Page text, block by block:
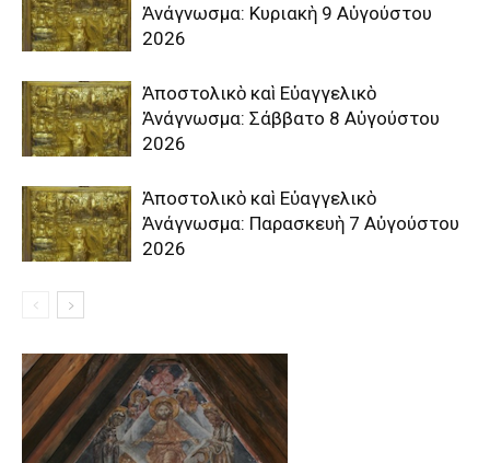
Ἀνάγνωσμα: Κυριακὴ 9 Αὐγούστου
2026
Ἀποστολικὸ καὶ Εὐαγγελικὸ
Ἀνάγνωσμα: Σάββατο 8 Αὐγούστου
2026
Ἀποστολικὸ καὶ Εὐαγγελικὸ
Ἀνάγνωσμα: Παρασκευὴ 7 Αὐγούστου
2026